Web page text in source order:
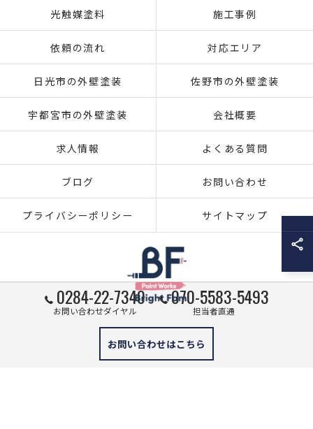
0284-22-7340
お問い合わせダイヤル
070-5583-5493
担当者直通
お問い合わせはこちら
光触媒塗料 施工事例
依頼の流れ 対応エリア
日光市の外壁塗装 佐野市の外壁塗装
宇都宮市の外壁塗装 会社概要
求人情報 よくある質問
ブログ お問い合わせ
プライバシーポリシー サイトマップ
© 2026 栃木県足利市の外壁塗装ならブライト・ファム株式会社 ALL RIGHTS